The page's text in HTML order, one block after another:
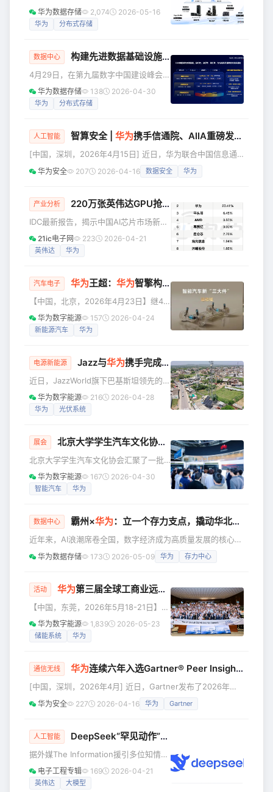
品能力”和“愿景与战略”两大评估维度的
持续提升，再
电新行业论坛上，华为分布式存储领域
副总裁姜万强发表《构建AI先进存力底
存力的创新路径，为制造行业智能化转
化转型不断深入，数据体量激增，传统
存储架构的局限性日益凸显，数据存不
下、数据难管理、性能与可靠性不足等
持以技
华为数据存储 2,074 2026-05-16
华为 分布式存储
数据中心 构建先进数据基础设施，加速高质量数据集建设
4月29日，在第九届数字中国建设峰会
2026期间举办的数据要素分论坛上，华
为分布式存储领域杨文道发表主题演
黄金窗口期。华为AI数据湖解决方案持
济深度融合，加速释放数据要素价值。
华为分布式存储领域杨文道 AI时代下，
模的增长，让数据的价值不断攀升，催
生了对数据
华为数据存储 138 2026-04-30
华为 分布式存储
人工智能 智算安全 | 华为携手信通院、AIIA重磅发布全国首个四大行业AI安全实践研究报告
[中国，深圳，2026年4月15日] 近日，华为联合中国信息通
信研究院人工智能研究所、中国人工智能产业发展联盟
安全实践研究报告，本报告深度剖析重点行业AI安全治理技术
路径与发展趋势，前瞻布局未来方向，为行业安全建设提供全
新指引。 当前，人工智能技术快速演进并深度赋能千行百
业，行业AI
华为安全 207 2026-04-16 数据安全 华为
产业分析 220万张英伟达GPU抢滩中国，国产“八大金刚”强势出战
IDC最新报告，揭示中国AI芯片市场新变
局。 即将发布的国产大模型之光
DeepSeek V4被曝首次预先适配华为等
已是必然趋势，根据我们看到的最新IDC
货量达165万块，占比高达41%，国产AI
芯片首次突破40%大关，正以强劲势头
逐步打破英伟达的长期垄断。 ▲2025年
21ic电子网 223 2026-04-21
英伟达 华为
汽车电子 华为王超： 华为智擎构筑新能源汽车“用能之核心、运动之要义、安全之基石”
【中国，北京，2026年4月23日】继4
月22日华为常务董事、产品投资评审委
员会主任、终端BG董事长余承东在鸿蒙
&amp;华为超充战略与新品发布会上，
了“华为智擎”品牌愿景及在“运动域”领域
取得的最新技术成果。 他提出，智舱
域、运动域、智驾域将构成新能源汽车
华为数字能源 157 2026-04-24
新能源汽车 华为
电源新能源 Jazz与华为携手完成1000个站点叠光部署，推动巴基斯坦绿色联接
近日，JazzWorld旗下巴基斯坦领先的联
接服务提供商Jazz携手华为，在全国范
围内的1000个通信站点成功完成光伏系
13MW。 这一里程碑项目加速Jazz构建
少对化石能源的依赖，同时推动巴基斯
坦向清洁能源全面转型。Jazz将在其网
络中进一步扩大可再生能源的应用，积
华为数字能源 216 2026-04-28
华为 光伏系统
展会 北京大学学生汽车文化协会走进 华为智擎展台，共探
北京大学学生汽车文化协会汇聚了一批
对汽车科技抱有浓厚兴趣与研究能力的
优秀青年学子，始终致力于链接产业前
智擎展台参观，旨在深化高校群体对运
团体与顶尖科技企业互动的新范式。 4
月24日至5月3日，第十九届北京国际汽
馆）和首都国际会展中心举行，华为
DriveONE携全新中
华为数字能源 167 2026-04-30
智能汽车 华为
数据中心 霸州×华为：立一个存力支点，撬动华北平原的数据富矿
近年来，AI浪潮席卷全国，数字经济成为高质量发展的核心关
键词，多个省市纷纷出台了相应发展规划。做不了AI创新高
——数据要素分论坛在福州举办，一个独特的城市样板吸引了
到场嘉宾的关注，这就是霸州。 打开地图，在华北平原上，
北京、天津、雄安三地勾勒出一个黄金腹地，这里是国家战略
最密集、创新资
华为数据存储 173 2026-05-09 华为 存力中心
活动 华为第三届全球工商业远见者峰会成功举办，携手千行万业共建绿色未来
【中国，东莞，2026年5月18-21日】
华为数字能源第三届全球工商业远见者
峰会成功举办，此次峰会分为拂晓场和
齐聚一堂，围绕千行万业绿色转型展开
享、战略与新品发布、工商业场景最新
解决方案介绍与代表性案例经验分享，
字化与低碳化协同发展的未来趋势，携
手共筑工
华为数字能源 1,839 2026-05-23
储能系统 华为
通信无线 华为连续六年入选Gartner® Peer InsightsTM SD-WAN“客户之选”
[中国，深圳，2026年4月] 近日，Gartner发布了2026年
Gartner® Peer Insights™《SD-WAN客户之声》报告，华为
华为连续六年入选Gartner® Peer InsightsTM SD-WAN “客
华为安全 227 2026-04-16 华为 Gartner
人工智能 DeepSeek“罕见动作”：计划以100亿美元以上估值，融资3亿美元
据外媒The Information援引多位知情人
士透露，中国大模型领域的“技术黑马”
DeepSeek（深度求索）正启动成立以
电子工程专辑 169 2026-04-21
英伟达 大模型